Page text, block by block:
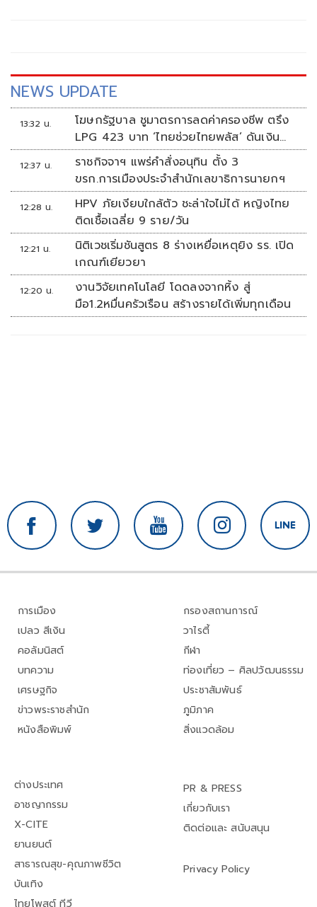
NEWS UPDATE
13:32 น.
โฆษกรัฐบาล ชูมาตรการลดค่าครองชีพ ตรึง
LPG 423 บาท ‘ไทยช่วยไทยพลัส’ ดันเงิน
หมุนแสนล้าน
12:37 น.
ราชกิจจาฯ แพร่คำสั่งอนุทิน ตั้ง 3
ขรก.การเมืองประจำสำนักเลขาธิการนายกฯ
12:28 น.
HPV ภัยเงียบใกล้ตัว ชะล่าใจไม่ได้ หญิงไทย
ติดเชื้อเฉลี่ย 9 ราย/วัน
12:21 น.
นิติเวชเริ่มชันสูตร 8 ร่างเหยื่อเหตุยิง รร. เปิด
เกณฑ์เยียวยา
12:20 น.
งานวิจัยเทคโนโลยี โดดลงจากหิ้ง สู่
มือ1.2หมื่นครัวเรือน สร้างรายได้เพิ่มทุกเดือน
การเมือง
เปลว สีเงิน
คอลัมนิสต์
บทความ
เศรษฐกิจ
ข่าวพระราชสำนัก
หนังสือพิมพ์
กรองสถานการณ์
วาไรตี้
กีฬา
ท่องเที่ยว – ศิลปวัฒนธรรม
ประชาสัมพันธ์
ภูมิภาค
สิ่งแวดล้อม
ต่างประเทศ
อาชญากรรม
X-CITE
ยานยนต์
สาธารณสุข-คุณภาพชีวิต
บันเทิง
ไทยโพสต์ ทีวี
PR & PRESS
เกี่ยวกับเรา
ติดต่อและ สนับสนุน
Privacy Policy